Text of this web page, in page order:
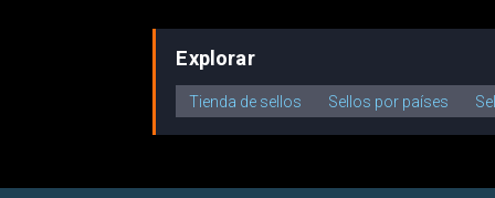
Explorar
Tienda de sellos Sellos por países